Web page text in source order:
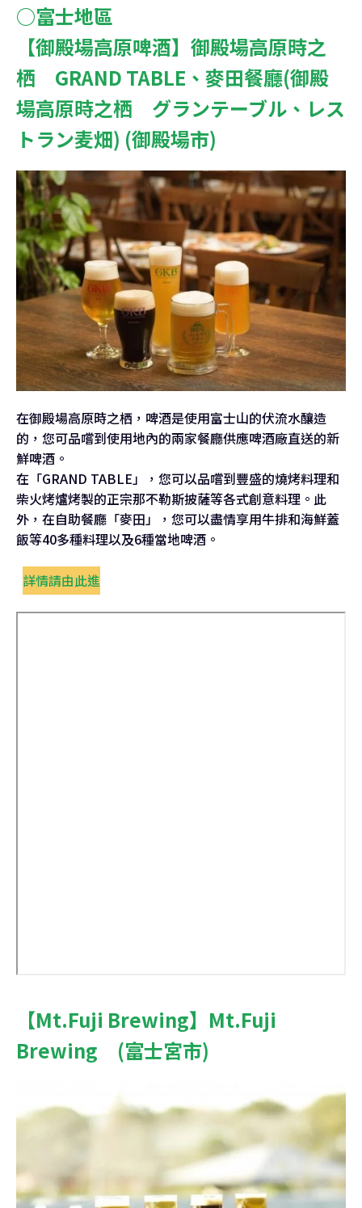
○富士地區
【御殿場高原啤酒】御殿場高原時之
栖 GRAND TABLE、麥田餐廳(御殿
場高原時之栖 グランテーブル、レス
トラン麦畑) (御殿場市)
在御殿場高原時之栖，啤酒是使用富士山的伏流水釀造
的，您可品嚐到使用地內的兩家餐廳供應啤酒廠直送的新
鮮啤酒。
在「GRAND TABLE」，您可以品嚐到豐盛的燒烤料理和
柴火烤爐烤製的正宗那不勒斯披薩等各式創意料理。此
外，在自助餐廳「麥田」，您可以盡情享用牛排和海鮮蓋
飯等40多種料理以及6種當地啤酒。
詳情請由此進
【Mt.Fuji Brewing】Mt.Fuji
Brewing (富士宮市)